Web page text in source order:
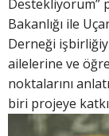
Destekliyorum”
Bakanlığı ile
Derneği
ailelerine ve
noktalarını
biri projeye